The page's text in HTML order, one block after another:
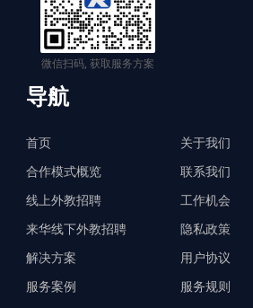
微信扫码, 获取服务方案
导航
首页
合作模式概览
线上外教招聘
来华线下外教招聘
解决方案
服务案例
关于我们
联系我们
工作机会
隐私政策
用户协议
服务规则